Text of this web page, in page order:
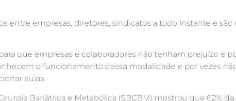
entre empresas, diretores, sindicatos a todo instante e
que empresas e colaboradores não tenham prejuízo e
o funcionamento dessa modalidade e por vezes
aulas.
Bariátrica e Metabólica (SBCBM) mostrou que 62%